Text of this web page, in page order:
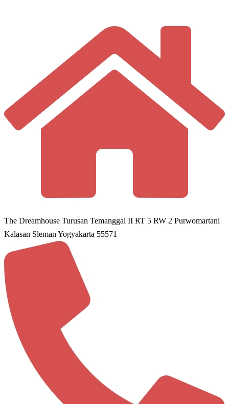
The Dreamhouse Turusan Temanggal II RT 5 RW 2 Purwomartani
Kalasan Sleman Yogyakarta 55571